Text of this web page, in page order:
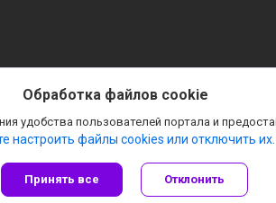
Сайт создан на платформе Deal.by
Политика обработки файлов cookies
Обработка файлов cookie
удобства пользователей портала и
настроить файлы cookies или отключить их.
Принять все Отклонить